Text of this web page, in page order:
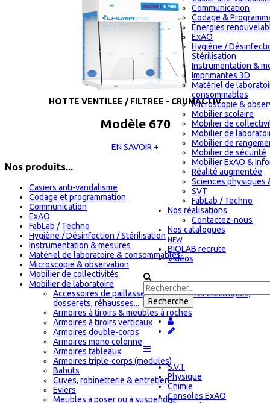
Communication
Codage &
Énergies
ExAO
Hygiène /
Stérilisation
Instrumentation &
Imprimantes 3D
Matériel de
consommables
Microscopie &
Mobilier scolaire
Mobilier de
Mobilier de
Mobilier de
Mobilier de sécurité
Mobilier ExAO &
Réalité augmentée
Sciences physiques
SVT
FabLab / Techno
Nos réalisations
Contactez-nous
Nos catalogues
NEW
BIOLAB recrute
Vidéos
S.V.T
Physique
Chimie
Consoles ExAO
HOTTE VENTILEE / FILTREE - CRUMACTIV
Modèle 670
EN SAVOIR +
Nos produits...
Casiers anti-vandalisme
Codage et programmation
Communication
ExAO
FabLab / Techno
Hygiène / Désinfection / Stérilisation
Instrumentation & mesures
Matériel de laboratoire & consommables
Microscopie & observation
Mobilier de collectivités
Mobilier de laboratoire
Accessoires de paillasses : équipements électriques,
dosserets, réhausses...
Armoires à tiroirs & meubles à roches
Armoires à tiroirs verticaux
Armoires double-corps
Armoires mono colonne
Armoires tableaux
Armoires triple-corps (modules)
Bahuts
Cuves, robinetterie & entretien
Eviers
Meubles à poser ou à suspendre